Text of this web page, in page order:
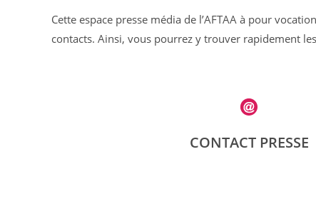
Cette espace presse média de l’AFTAA à pour
contacts. Ainsi, vous pourrez y trouver rapidement
CONTACT PRESSE